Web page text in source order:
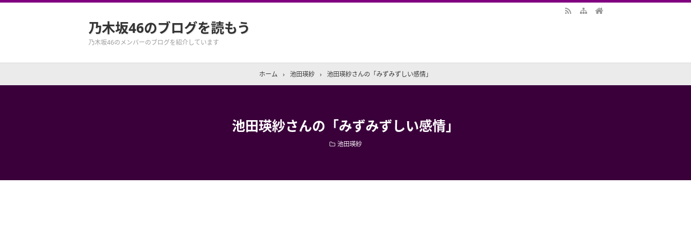
乃木坂46のブログを読もう
乃木坂46のメンバーのブログを紹介しています
ホーム › 池田瑛紗 › 池田瑛紗さんの「みずみずしい感情」
池田瑛紗さんの「みずみずしい感情」
池田瑛紗